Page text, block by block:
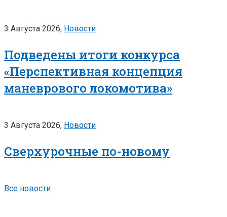
3 Августа 2026, Новости
Подведены итоги конкурса
«Перспективная концепция
маневрового локомотива»
3 Августа 2026, Новости
Сверхурочные по-новому
Все новости